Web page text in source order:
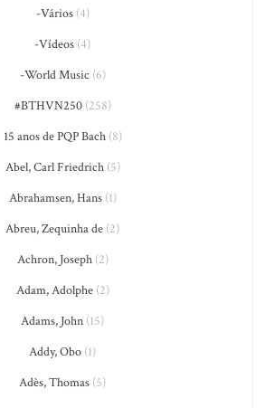
-Vários(4)
-Vídeos (4)
-World Music (6)
#BTHVN250(258)
15 anos de PQP Bach(8)
Abel, Carl Friedrich(5)
Abrahamsen, Hans(1)
Abreu, Zequinha de (2)
Achron, Joseph(2)
Adam, Adolphe(2)
Adams, John (15)
Addy, Obo (1)
Adès, Thomas (5)